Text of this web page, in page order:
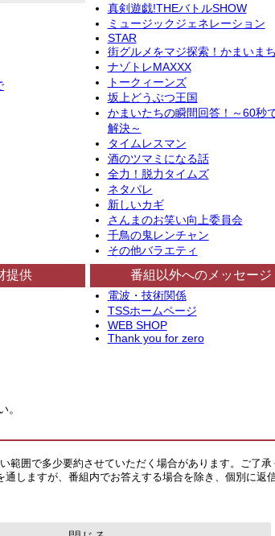
真剣遊戯!THEバトルSHOW
ミュージックジェネレーション
STAR
街グルメをマジ探索！かまいまち
ナゾトレMAXXX
トークィーンズ
坂上どうぶつ王国
かまいたちの瞬間回答！～60秒
解決～
タイムレスマン
酒のツマミになる話
全力！脱力タイムズ
ネタパレ
新しいカギ
さんまのお笑い向上委員会
千鳥の鬼レンチャン
その他バラエティ
提供 番組以外へのメッセージ
電波・技術関係
TSSホームページ
WEB SHOP
Thank you for zero
。
囲で多少要約させていただく場合があります。ご了承
しますが、番組内でお答えする場合を除き、個別に返